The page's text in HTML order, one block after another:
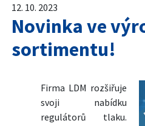
12. 10. 2023
Novinka ve
sortimentu!
Firma LDM rozšiřuje
svoji nabídku
regulátorů tlaku.